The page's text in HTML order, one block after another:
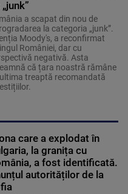
a scapat din nou de
la categoria „junk”.
Moody's, a reconfirmat
României, dar cu
negativă. Asta
că țara noastră rămâne
treaptă recomandată
care a explodat în
la granița cu
a fost identificată.
autorităților de la